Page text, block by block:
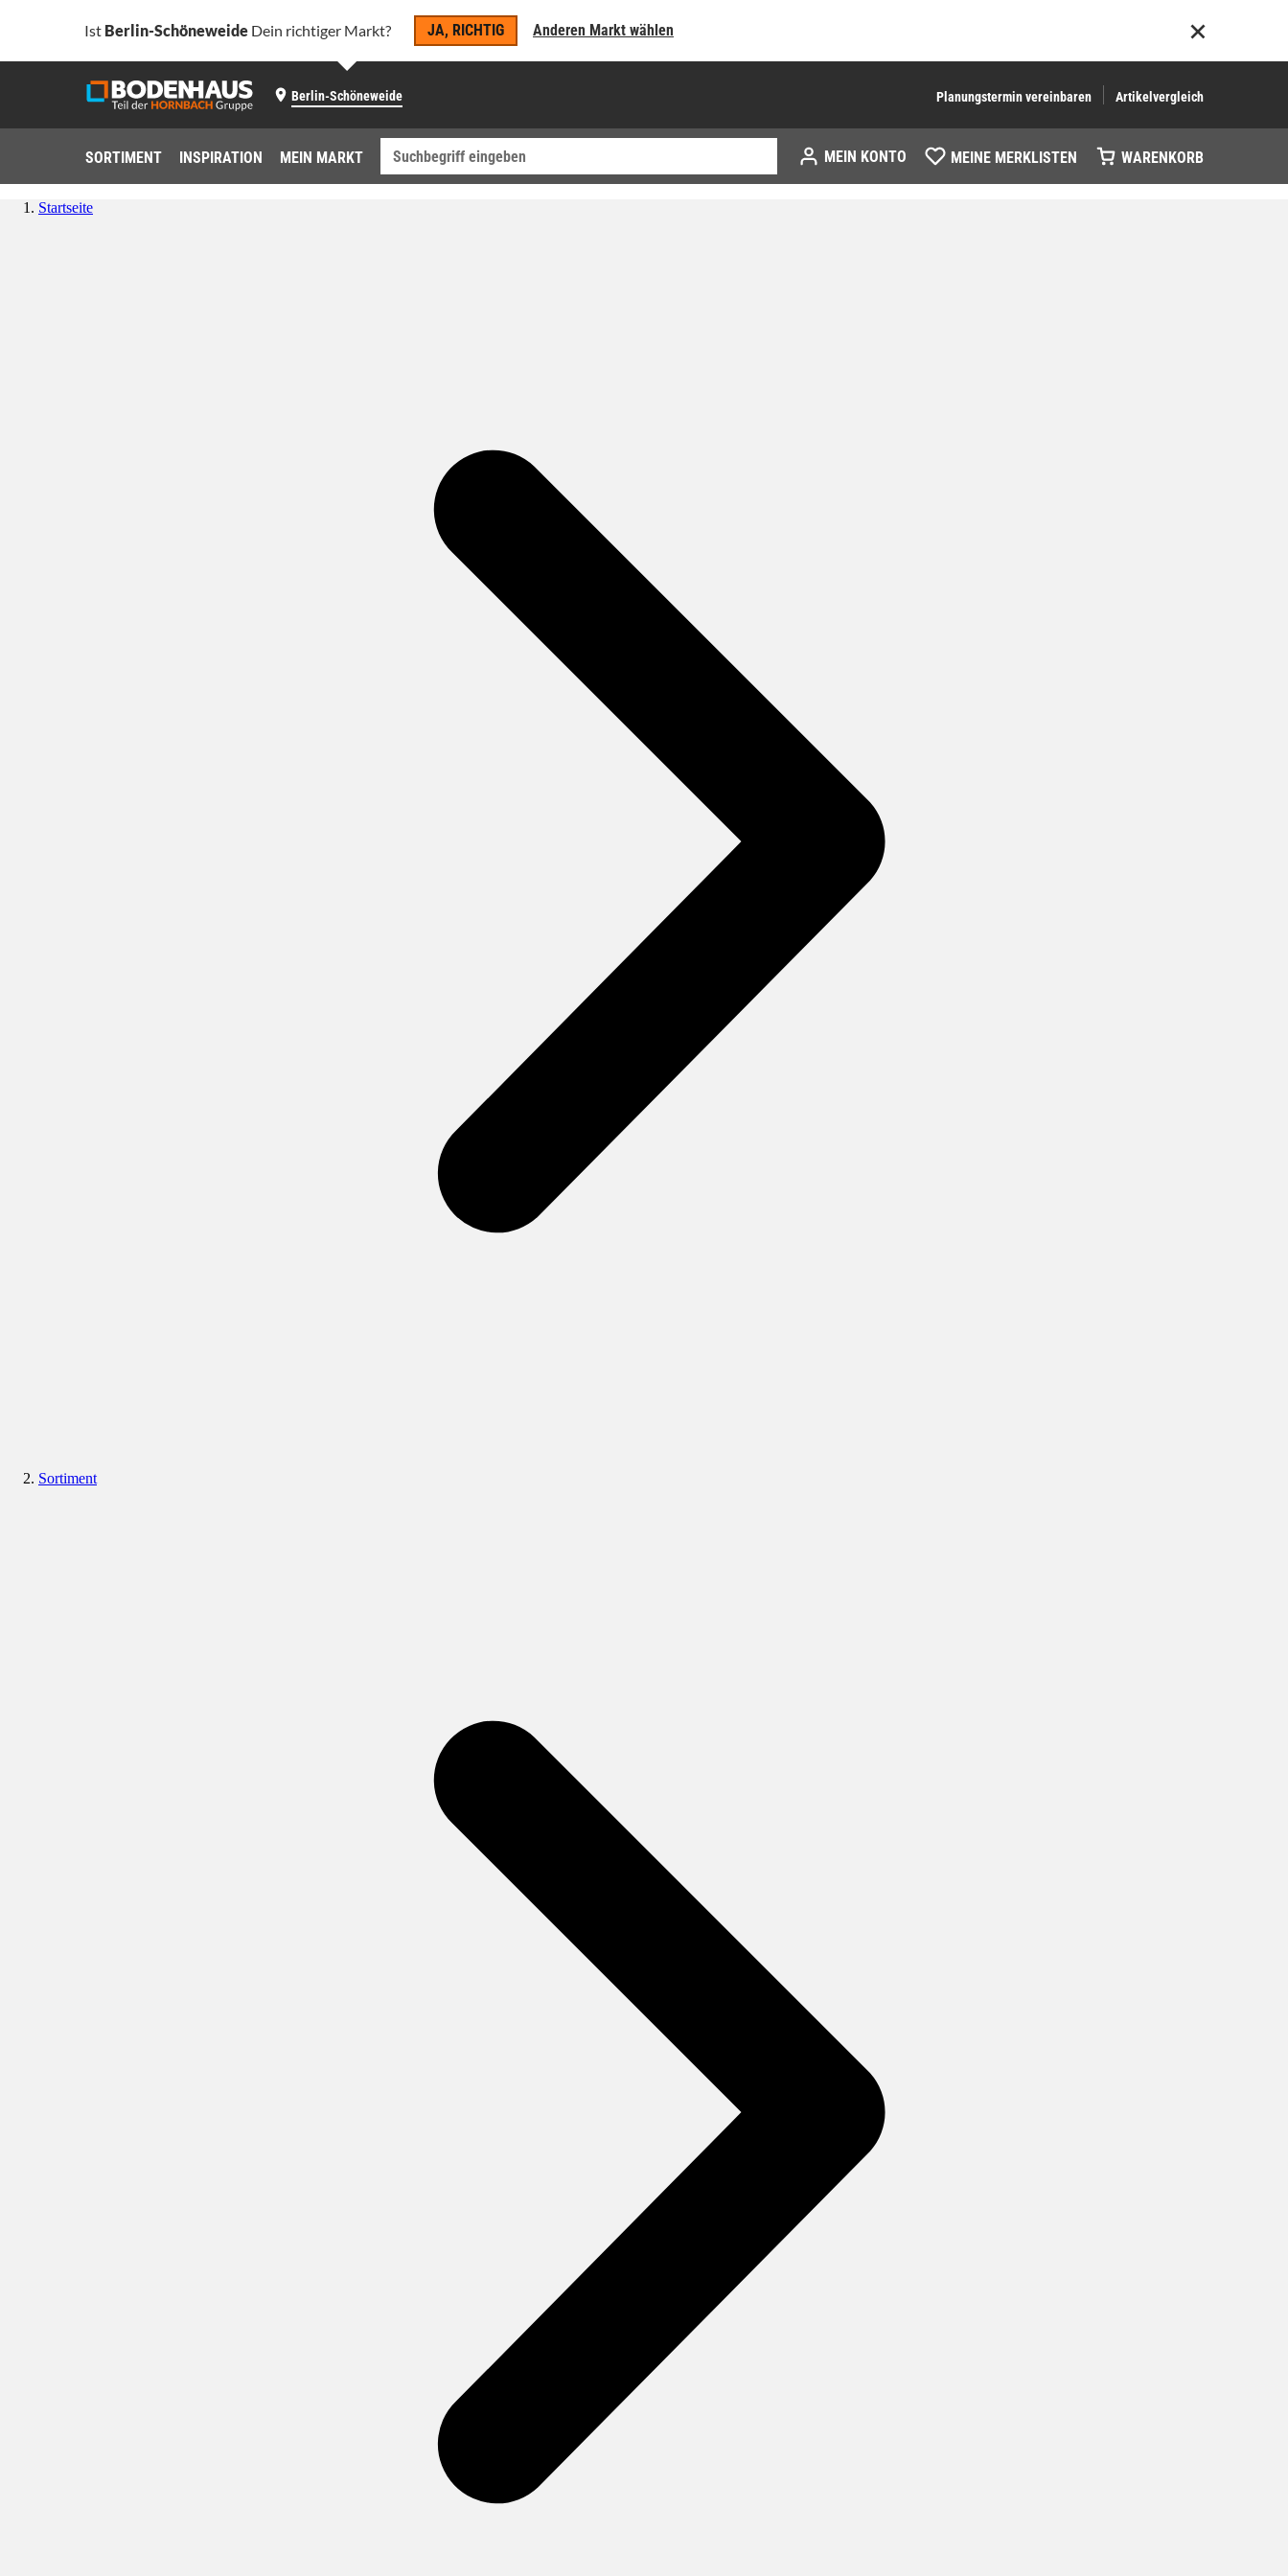
Ist Berlin-Schöneweide Dein richtiger Markt? JA, RICHTIG Anderen Markt wählen
Berlin-Schöneweide Planungstermin vereinbaren Artikelvergleich
SORTIMENT INSPIRATION MEIN MARKT MEIN KONTO MEINE MERKLISTEN WARENKORB
Startseite
Sortiment